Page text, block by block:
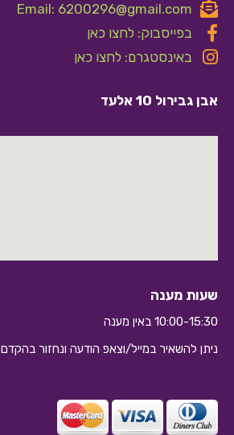
Email: 6200296@gmail.com
בפייסבוק: לחצו כאן
באינסטגרם: לחצו כאן
אבן גבירול 10 אלעד
שעות מענה
10:00-15:30 באין מענה
ניתן להשאיר במייל/וצאפ הודעה ונחזור בהקדם